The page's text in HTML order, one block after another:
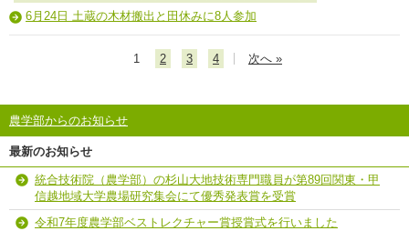
6月24日 土蔵の木材搬出と田休みに8人参加
1 2 3 4 次へ »
農学部からのお知らせ
最新のお知らせ
統合技術院（農学部）の杉山大地技術専門職員が第89回関東・甲
信越地域大学農場研究集会にて優秀発表賞を受賞
令和7年度農学部ベストレクチャー賞授賞式を行いました